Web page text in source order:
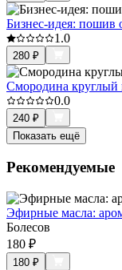
Бизнес-идея: пошив
1.0
280 ₽
Смородина круглый
0.0
240 ₽
Показать ещё
Рекомендуемые
Эфирные масла:
Болесов
180 ₽
180 ₽